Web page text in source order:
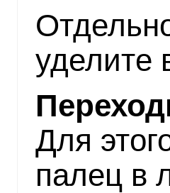
уделите
Для
палец в